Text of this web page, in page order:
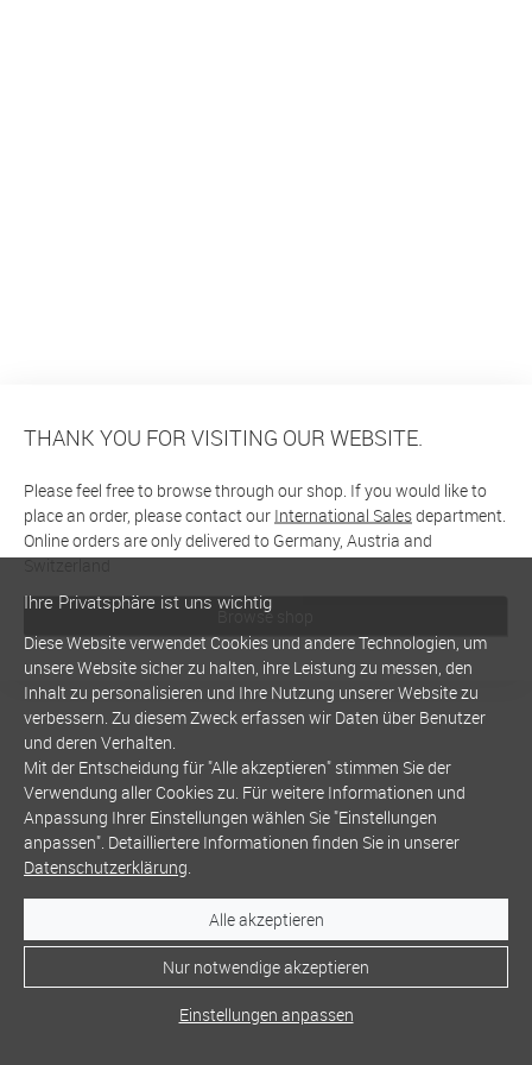
THANK YOU FOR VISITING OUR WEBSITE.
Please feel free to browse through our shop. If you would like to
place an order, please contact our International Salesdepartment.
Online orders are only delivered to Germany, Austria and
Switzerland
Browse shop
Ihre Privatsphäre ist uns wichtig
Diese Website verwendet Cookies und andere Technologien, um
unsere Website sicher zu halten, ihre Leistung zu messen, den
Inhalt zu personalisieren und Ihre Nutzung unserer Website zu
verbessern. Zu diesem Zweck erfassen wir Daten über Benutzer
und deren Verhalten.
Mit der Entscheidung für "Alle akzeptieren" stimmen Sie der
Verwendung aller Cookies zu. Für weitere Informationen und
Anpassung Ihrer Einstellungen wählen Sie "Einstellungen
anpassen". Detailliertere Informationen finden Sie in unserer
Datenschutzerklärung.
Alle akzeptieren
Nur notwendige akzeptieren
Einstellungen anpassen